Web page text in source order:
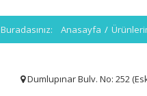
Buradasınız: Anasayfa /
Dumlupınar Bulv. No: 252